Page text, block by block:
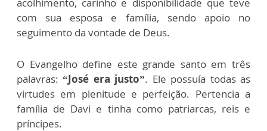
com sua esposa e família, sendo apoio no
seguimento da vontade de Deus.
O Evangelho define este grande santo em três
palavras:“José era justo”. Ele possuía todas as
virtudes em plenitude e perfeição. Pertencia a
família de Davi e tinha como patriarcas, reis e
príncipes.